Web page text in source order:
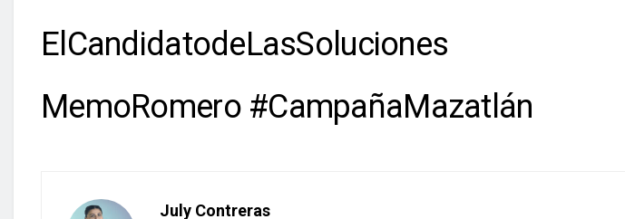
ElCandidatodeLasSoluciones
MemoRomero #CampañaMazatlán
July Contreras